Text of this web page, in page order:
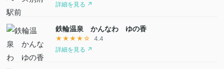
詳細を見る ↗
鉄輪温泉 かんなわ ゆの香
★★★★☆
4.4
詳細を見る ↗